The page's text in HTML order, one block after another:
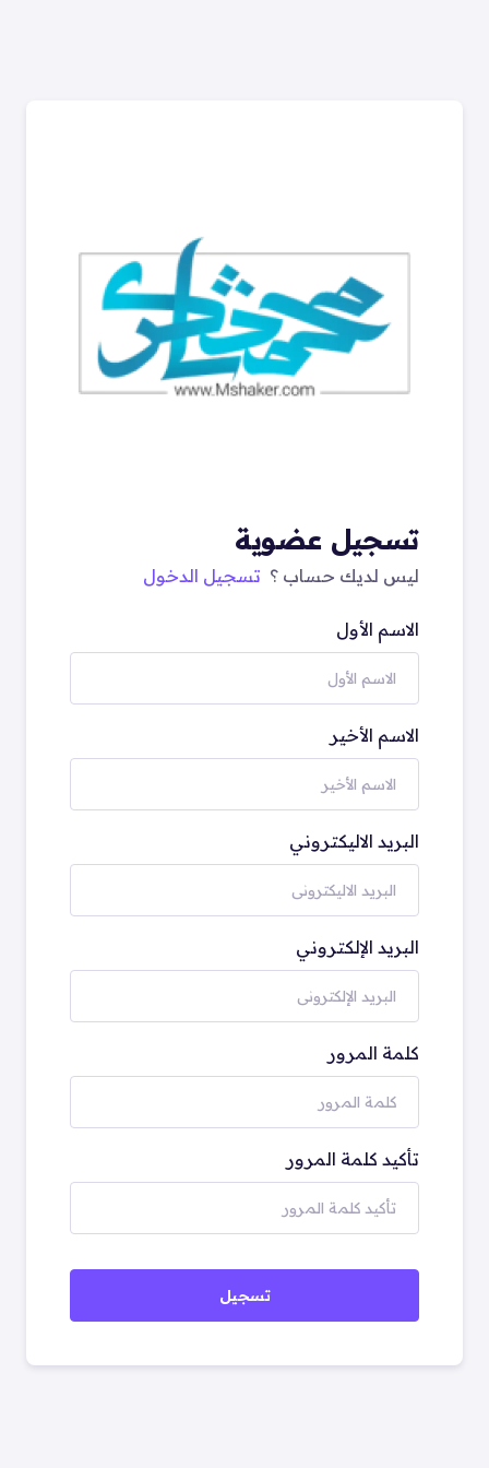
تسجيل عضوية
ليس لديك حساب ؟ تسجيل الدخول
الاسم الأول
الاسم الأخير
البريد الاليكتروني
البريد الإلكتروني
كلمة المرور
تأكيد كلمة المرور
تسجيل